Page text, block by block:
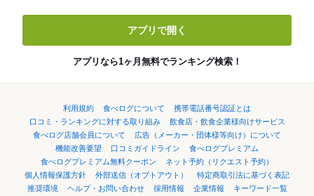
アプリで開く
アプリなら1ヶ月無料でランキング検索！
利用規約 食べログについて
携帯電話番号認証とは
口コミ・ランキングに対する取り組み
飲食店・飲食企業様向けサービス
食べログ店舗会員について
広告（メーカー・団体様等向け）について
機能改善要望
口コミガイドライン
食べログプレミアム
食べログプレミアム無料クーポン
ネット予約（リクエスト予約）
個人情報保護方針
外部送信（オプトアウト）
特定商取引法に基づく表記
推奨環境
ヘルプ・お問い合わせ 採用情報 企業情報
キーワード一覧